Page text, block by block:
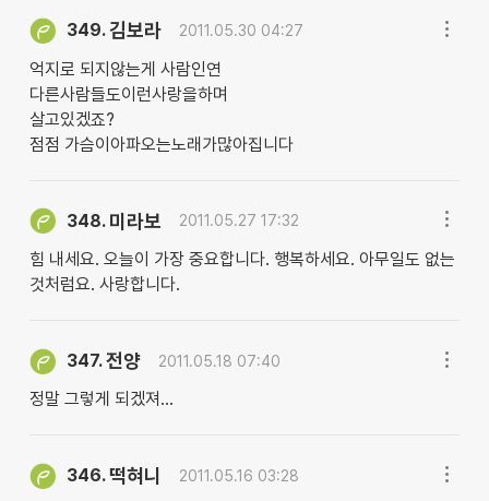
349.김보라 2011.05.30 04:27
억지로 되지않는게 사람인연
다른사람들도이런사랑을하며
살고있겠죠?
점점 가슴이아파오는노래가많아집니다
348. 미라보 2011.05.27 17:32
힘 내세요. 오늘이 가장 중요합니다. 행복하세요. 아무일도 없는
것처럼요. 사랑합니다.
347.전양 2011.05.18 07:40
정말 그렇게 되겠져...
346.떡혀니 2011.05.16 03:28